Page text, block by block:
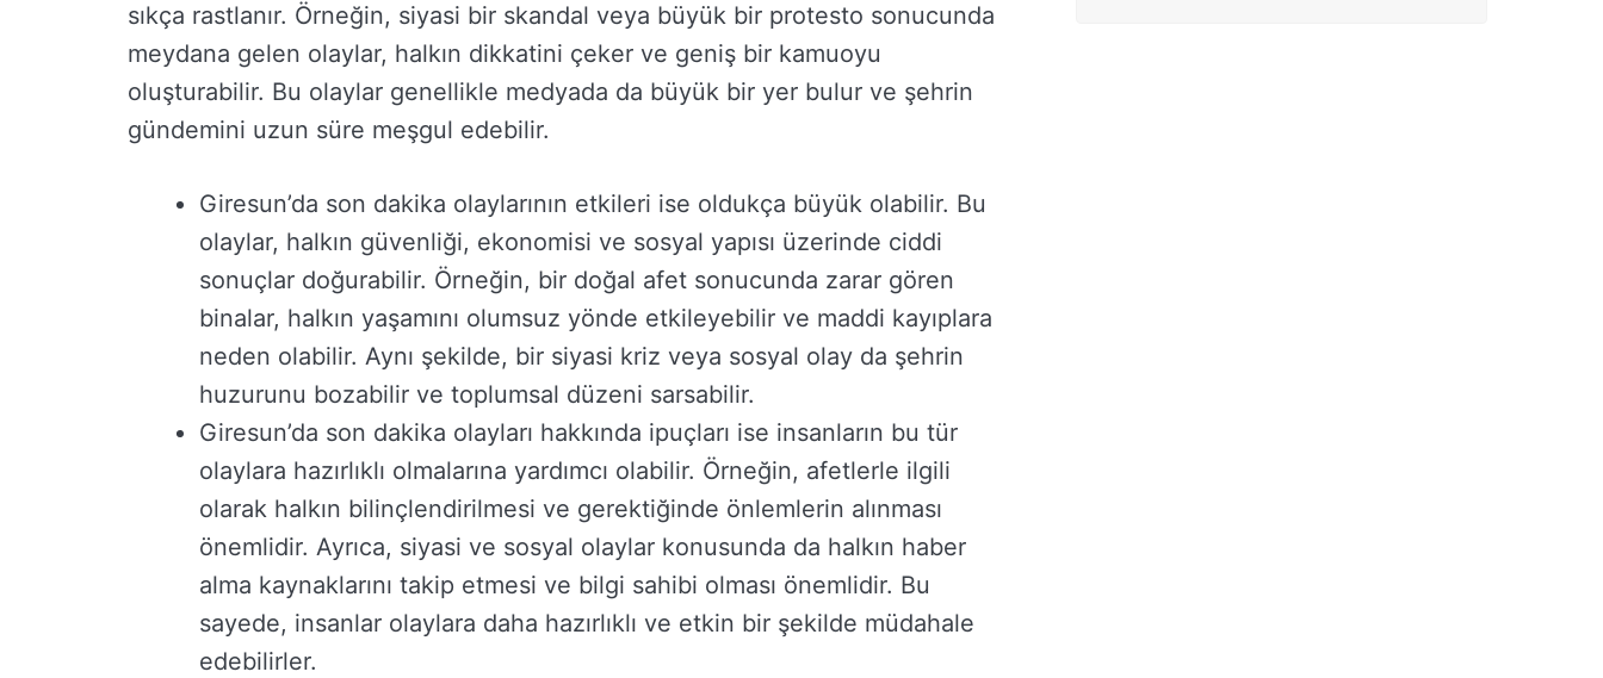
sıkça rastlanır. Örneğin, siyasi bir skandal veya büyük bir protesto sonucunda
meydana gelen olaylar, halkın dikkatini çeker ve geniş bir kamuoyu
oluşturabilir. Bu olaylar genellikle medyada da büyük bir yer bulur ve şehrin
gündemini uzun süre meşgul edebilir.
Giresun’da son dakika olaylarının etkileri ise oldukça büyük olabilir. Bu
olaylar, halkın güvenliği, ekonomisi ve sosyal yapısı üzerinde ciddi
sonuçlar doğurabilir. Örneğin, bir doğal afet sonucunda zarar gören
binalar, halkın yaşamını olumsuz yönde etkileyebilir ve maddi kayıplara
neden olabilir. Aynı şekilde, bir siyasi kriz veya sosyal olay da şehrin
huzurunu bozabilir ve toplumsal düzeni sarsabilir.
Giresun’da son dakika olayları hakkında ipuçları ise insanların bu tür
olaylara hazırlıklı olmalarına yardımcı olabilir. Örneğin, afetlerle ilgili
olarak halkın bilinçlendirilmesi ve gerektiğinde önlemlerin alınması
önemlidir. Ayrıca, siyasi ve sosyal olaylar konusunda da halkın haber
alma kaynaklarını takip etmesi ve bilgi sahibi olması önemlidir. Bu
sayede, insanlar olaylara daha hazırlıklı ve etkin bir şekilde müdahale
edebilirler.